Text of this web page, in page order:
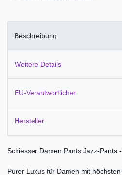
Beschreibung
Weitere Details
EU-Verantwortlicher
Hersteller
Schiesser Damen Pants Jazz-Pants
Purer Luxus für Damen mit